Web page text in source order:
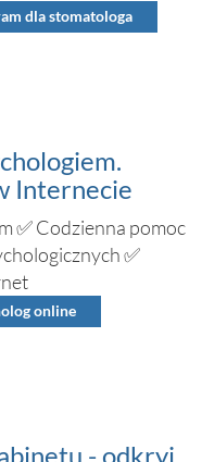
dla stomatologa
Internecie
✅ Codzienna pomoc
✅
online
- odkryj